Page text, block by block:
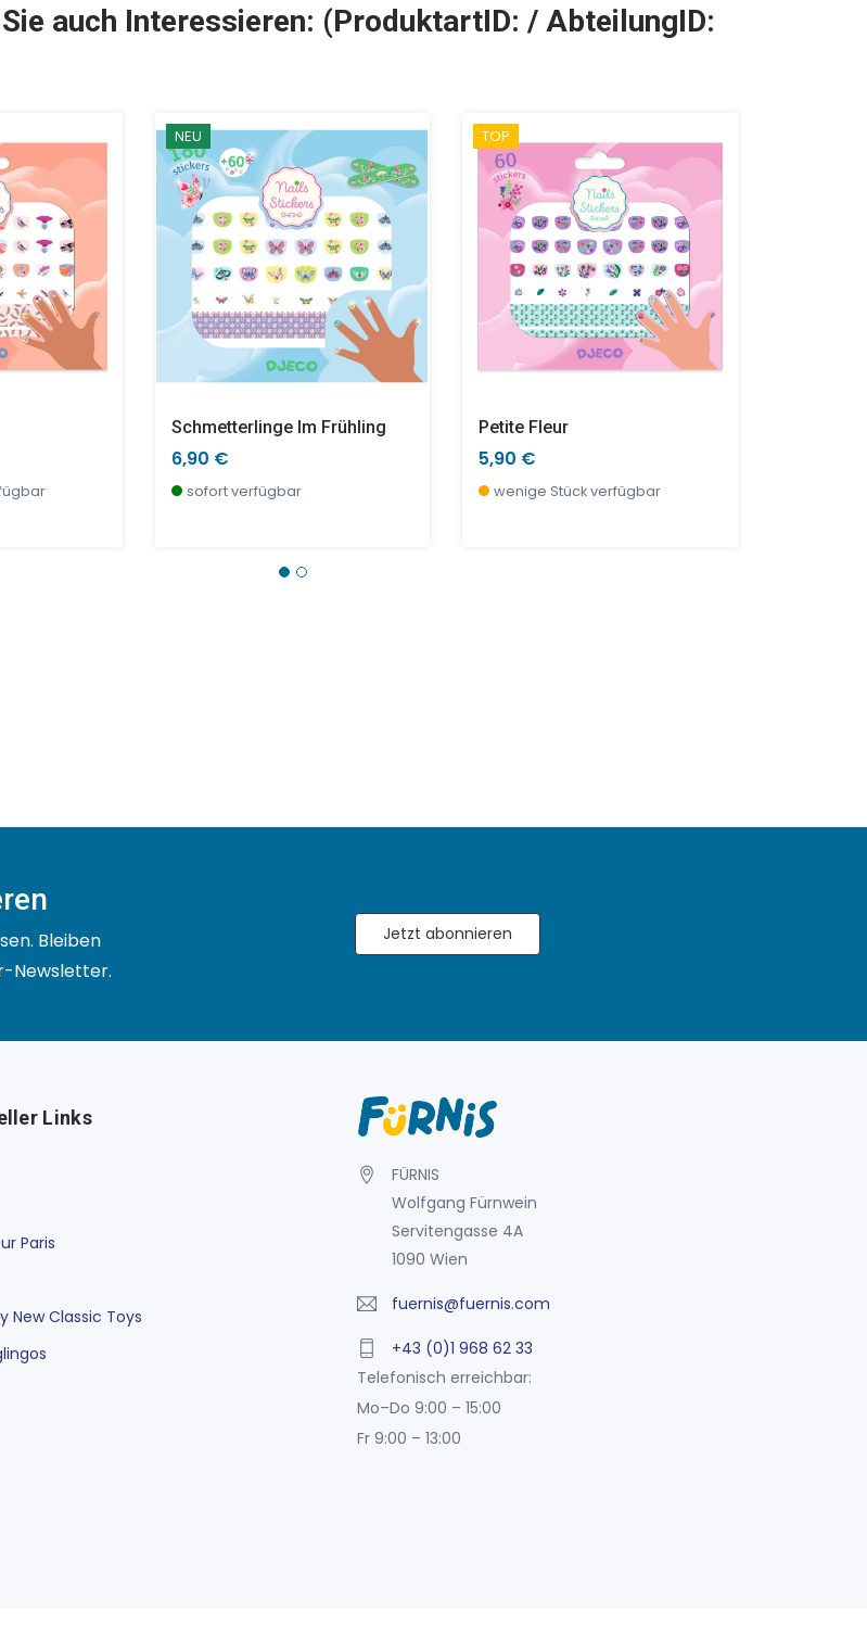
auch Interessieren: (ProduktartID: / AbteilungID:
NEU
Schmetterlinge Im Frühling
6,90 €
sofort verfügbar
TOP
Petite Fleur
5,90 €
wenige Stück verfügbar
Bleiben
Newsletter.
Jetzt abonnieren
Links
Paris
New Classic Toys
FÜRNIS
Wolfgang Fürnwein
Servitengasse 4A
1090 Wien
fuernis@fuernis.com
+43 (0)1 968 62 33
Telefonisch erreichbar:
Mo–Do 9:00 – 15:00
Fr 9:00 – 13:00